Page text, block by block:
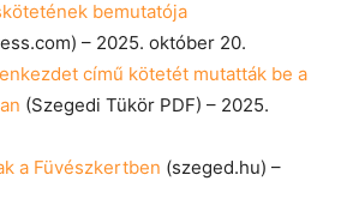
bemutatója
– 2025. október 20.
című kötetét mutatták be a
(Szegedi Tükör PDF) – 2025.
a Füvészkertben (szeged.hu) –